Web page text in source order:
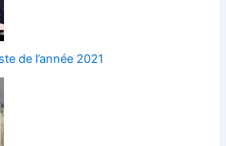
de l’année 2021